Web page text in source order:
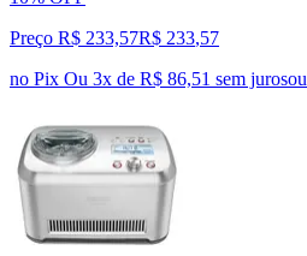
Preço R$ 233,57R$ 233,57
no Pix Ou 3x de R$ 86,51 sem jurosou